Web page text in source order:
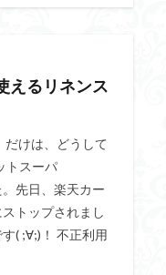
えるリネンス
けは、どうして
トスーパ
先日、楽天カー
トップされまし
( ;∀;)！ 不正利用